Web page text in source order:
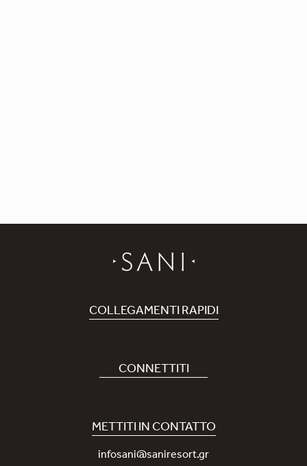
COLLEGAMENTI RAPIDI
Carriere
News
Premi
CONNETTITI
Sani Rewards
METTITI IN CONTATTO
infosani@saniresort.gr